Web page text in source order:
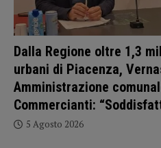
Dalla Regione oltre 1,3
urbani di Piacenza,
Amministrazione
Commercianti:
5 Agosto 2026